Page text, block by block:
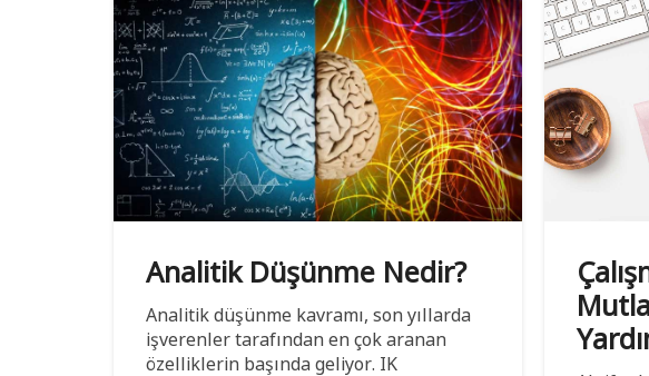
Analitik Düşünme Nedir?
Analitik düşünme kavramı, son yıllarda
işverenler tarafından en çok aranan
özelliklerin başında geliyor. IK